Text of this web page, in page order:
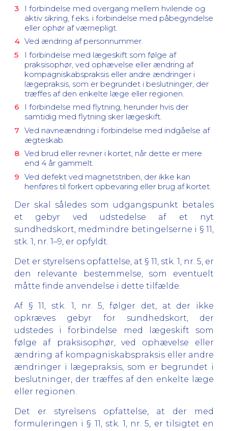
I forbindelse med overgang mellem hvilende og
aktiv sikring, f.eks. i forbindelse med påbegyndelse
eller ophør af værnepligt.
Ved ændring af personnummer.
I forbindelse med lægeskift som følge af
praksisophør, ved ophævelse eller ændring af
kompagniskabspraksis eller andre ændringer i
lægepraksis, som er begrundet i beslutninger, der
træffes af den enkelte læge eller regionen.
I forbindelse med flytning, herunder hvis der
samtidig med flytning sker lægeskift.
Ved navneændring i forbindelse med indgåelse af
ægteskab.
Ved brud eller revner i kortet, når dette er mere
end 4 år gammelt.
Ved defekt ved magnetstriben, der ikke kan
henføres til forkert opbevaring eller brug af kortet.
Der skal således som udgangspunkt betales
et gebyr ved udstedelse af et nyt
sundhedskort, medmindre betingelserne i § 11,
stk. 1, nr. 1–9, er opfyldt.
Det er styrelsens opfattelse, at § 11, stk. 1, nr. 5, er
den relevante bestemmelse, som eventuelt
måtte finde anvendelse i dette tilfælde.
Af § 11, stk. 1, nr. 5, følger det, at der ikke
opkræves gebyr for sundhedskort, der
udstedes i forbindelse med lægeskift som
følge af praksisophør, ved ophævelse eller
ændring af kompagniskabspraksis eller andre
ændringer i lægepraksis, som er begrundet i
beslutninger, der træffes af den enkelte læge
eller regionen.
Det er styrelsens opfattelse, at der med
formuleringen i § 11, stk. 1, nr. 5, er tilsigtet en